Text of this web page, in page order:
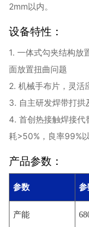
2mm以内。
设备特性：
1. 一体式勾夹结构放
面放置扭曲问题
2. 机械手布片，灵
3. 自主研发焊带打拱
4. 首创热接触焊接代
耗>50%，良率99%
产品参数：
参数 参
产能